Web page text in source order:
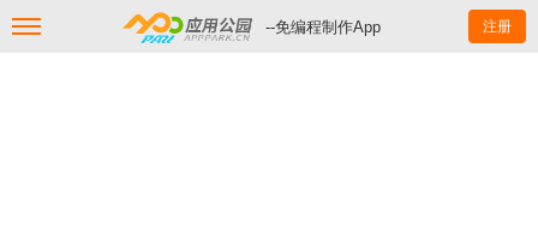
--免编程制作App 注册